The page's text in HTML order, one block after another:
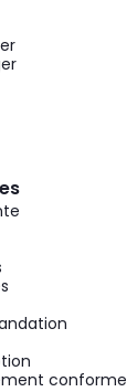
conforme